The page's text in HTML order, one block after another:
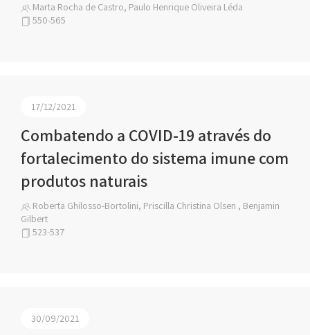
Marta Rocha de Castro, Paulo Henrique Oliveira Léda
550-565
17/12/2021
Combatendo a COVID-19 através do
fortalecimento do sistema imune com
produtos naturais
Roberta Ghilosso-Bortolini, Priscilla Christina Olsen , Benjamin
Gilbert
523-537
30/09/2021